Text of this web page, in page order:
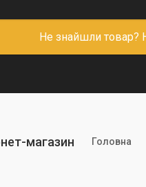
Не знайшли товар?
магазин Головна